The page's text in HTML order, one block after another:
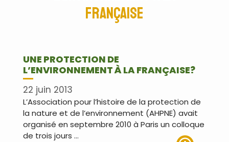
française
UNE PROTECTION DE
L’ENVIRONNEMENT À LA FRANÇAISE?
22 juin 2013
L’Association pour l’histoire de la protection de
la nature et de l’environnement (AHPNE) avait
organisé en septembre 2010 à Paris un colloque
de trois jours …